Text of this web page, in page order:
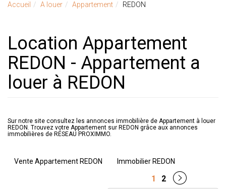
Accueil A louer Appartement REDON
Location Appartement
REDON - Appartement a
louer à REDON
Sur notre site consultez les annonces immobilière de Appartement à louer
REDON. Trouvez votre Appartement sur REDON grâce aux annonces
immobilières de RÉSEAU PROXIMMO.
Vente Appartement REDON Immobilier REDON
1 2